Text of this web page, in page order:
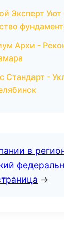
Эксперт Уют
Архи -
Стандарт -
в
→